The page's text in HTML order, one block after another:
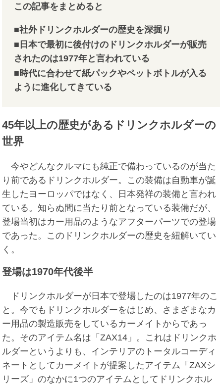
この記事をまとめると
■社外ドリンクホルダーの歴史を深掘り
■日本で最初に後付けのドリンクホルダーが販売
されたのは1977年と言われている
■時代に合わせて紙パックやペットボトルが入る
ように進化してきている
45年以上の歴史があるドリンクホルダーの
世界
今やどんなクルマにも純正で備わっているのが当た
り前であるドリンクホルダー。この装備は自動車が誕
生したヨーロッパではなく、日本発祥の装備と言われ
ている。知らぬ間に当たり前となっている装備だが、
登場当初はカー用品のようなアフターパーツでの登場
であった。このドリンクホルダーの歴史を紐解いてい
く。
登場は1970年代後半
ドリンクホルダーが日本で登場したのは1977年のこ
と。今でもドリンクホルダーをはじめ、さまざまなカ
ー用品の製造販売をしているカーメイトからであっ
た。そのアイテム名は「ZAX14」。これはドリンクホ
ルダーというよりも、インテリアのトータルコーディ
ネートとしてカーメイトが提案したアイテム「ZAXシ
リーズ」のなかに1つのアイテムとしてドリンクホル